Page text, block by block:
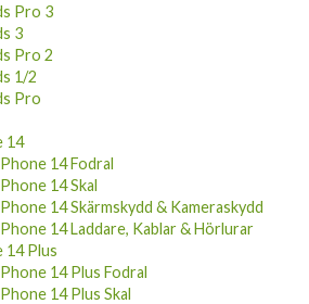
Pro 3
3
Pro 2
1/2
Pro
14
14 Fodral
14 Skal
14 Skärmskydd & Kameraskydd
14 Laddare, Kablar & Hörlurar
14 Plus
14 Plus Fodral
14 Plus Skal